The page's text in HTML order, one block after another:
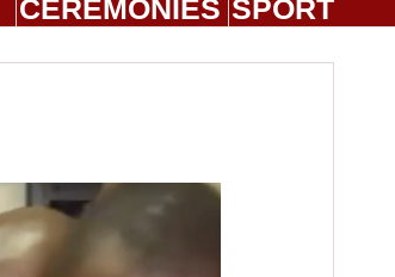
CÉRÉMONIES SPORT